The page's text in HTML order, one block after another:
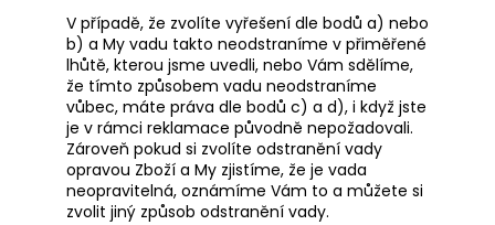
V případě, že zvolíte vyřešení dle bodů a) nebo
b) a My vadu takto neodstraníme v přiměřené
lhůtě, kterou jsme uvedli, nebo Vám sdělíme,
že tímto způsobem vadu neodstraníme
vůbec, máte práva dle bodů c) a d), i když jste
je v rámci reklamace původně nepožadovali.
Zároveň pokud si zvolíte odstranění vady
opravou Zboží a My zjistíme, že je vada
neopravitelná, oznámíme Vám to a můžete si
zvolit jiný způsob odstranění vady.